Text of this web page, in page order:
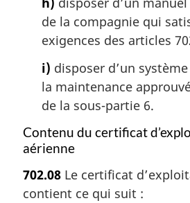
de la compagnie qui
exigences des articles
i) disposer d’un
la maintenance
de la sous-partie 6.
Contenu du certificat
aérienne
702.08 Le certificat
contient ce qui suit :